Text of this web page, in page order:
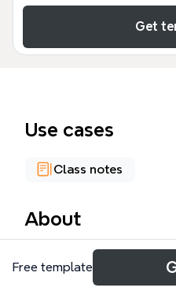
Get
Use cases
Class notes
About
El mapa mental de
nodos organizados en 6
Free template